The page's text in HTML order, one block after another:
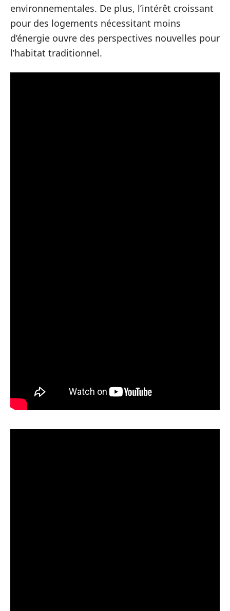
environnementales. De plus, l’intérêt croissant
pour des logements nécessitant moins
d’énergie ouvre des perspectives nouvelles pour
l’habitat traditionnel.